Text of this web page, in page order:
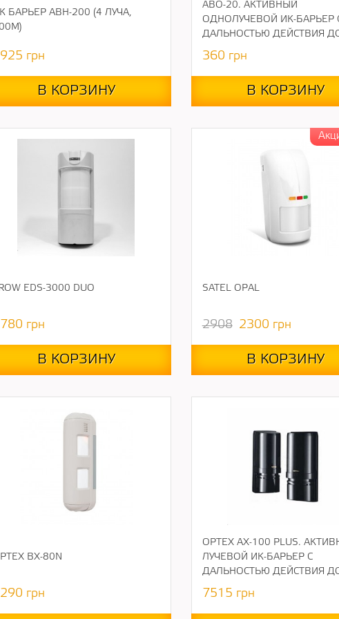
БАРЬЕР ABH-200 (4 ЛУЧА,
грн
В КОРЗИНУ
ABO-20. АКТИВНЫЙ
ОДНОЛУЧЕВОЙ ИК-БАРЬЕР
ДАЛЬНОСТЬЮ ДЕЙСТВИЯ
360 грн
В КОРЗИНУ
EDS-3000 DUO
грн
В КОРЗИНУ
SATEL OPAL
2908 2300 грн
В КОРЗИНУ
BX-80N
грн
OPTEX AX-100 PLUS.
ЛУЧЕВОЙ ИК-БАРЬЕР С
ДАЛЬНОСТЬЮ ДЕЙСТВИЯ
7515 грн